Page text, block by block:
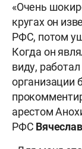
«Очень
кругах он
РФС, потом
Когда он
виду,
организации
арестом
РФС